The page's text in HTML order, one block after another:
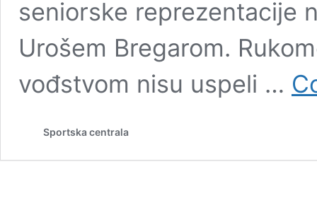
seniorske reprezentacije
Urošem Bregarom.
vođstvom nisu uspeli …
Sportska centrala